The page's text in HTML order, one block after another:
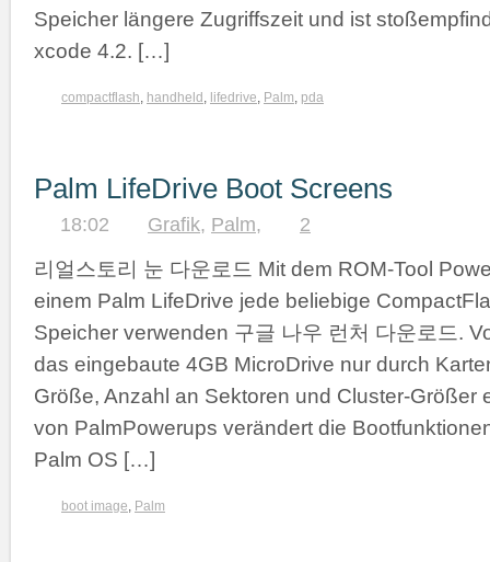
Speicher längere Zugriffszeit und ist
xcode 4.2. […]
compactflash handheld lifedrive Palm pda
Palm LifeDrive Boot Screens
18:02 Grafik, Palm, 2
리얼스토리 눈 다운로드 Mit dem ROM-Tool
einem Palm LifeDrive jede beliebige
Speicher verwenden 구글 나우 런처 다운로드.
das eingebaute 4GB MicroDrive nur durch
Größe, Anzahl an Sektoren und Cluster-Größer
von PalmPowerups verändert die
Palm OS […]
boot image, Palm